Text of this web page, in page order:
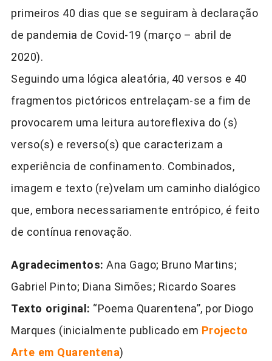
primeiros 40 dias que se seguiram à declaração
de pandemia de Covid-19 (março – abril de
2020).
Seguindo uma lógica aleatória, 40 versos e 40
fragmentos pictóricos entrelaçam-se a fim de
provocarem uma leitura autoreflexiva do (s)
verso(s) e reverso(s) que caracterizam a
experiência de confinamento. Combinados,
imagem e texto (re)velam um caminho dialógico
que, embora necessariamente entrópico, é feito
de contínua renovação.
Agradecimentos: Ana Gago; Bruno Martins;
Gabriel Pinto; Diana Simões; Ricardo Soares
Texto original: “Poema Quarentena”, por Diogo
Marques (inicialmente publicado em Projecto
Arte em Quarentena)